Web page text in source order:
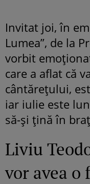
Invitat joi, în
Lumea”, de la
vorbit
care a aflat că
cântărețului,
iar iulie este
să-și țină în
Liviu
vor avea o